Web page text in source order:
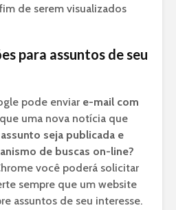
de serem visualizados
para assuntos de seu
pode enviar e-mail com
uma nova notícia que
assunto seja publicada e
de buscas on-line?
você poderá solicitar
sempre que um website
assuntos de seu interesse.